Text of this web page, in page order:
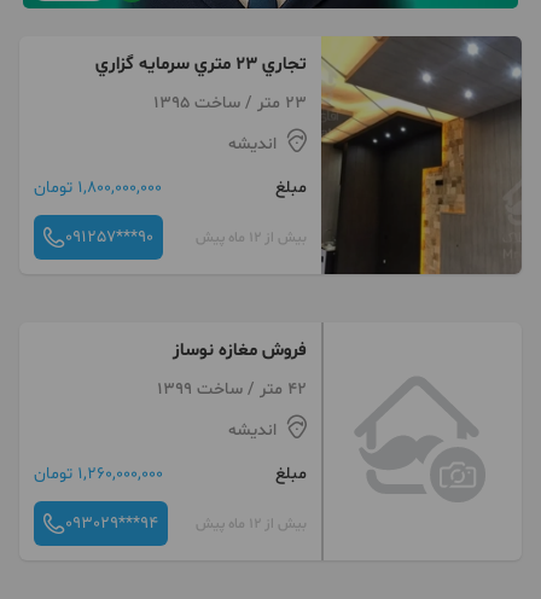
تجاري ٢٣ متري سرمايه گزاري
23 متر / ساخت 1395
اندیشه
مبلغ
1,800,000,000 تومان
بیش از 12 ماه پیش 091257***90
فروش مغازه نوساز
42 متر / ساخت 1399
اندیشه
مبلغ
1,260,000,000 تومان
بیش از 12 ماه پیش 093029***94